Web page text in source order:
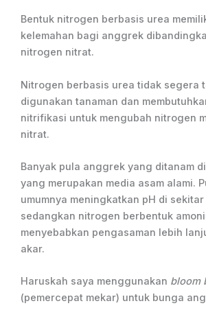
Bentuk nitrogen berbasis urea
kelemahan bagi anggrek
nitrogen nitrat.
Nitrogen berbasis urea tidak segera
digunakan tanaman dan
nitrifikasi untuk mengubah nitrogen
nitrat.
Banyak pula anggrek yang ditanam
yang merupakan media asam alami.
umumnya meningkatkan pH di sekitar
sedangkan nitrogen berbentuk
menyebabkan pengasaman lebih
akar.
Haruskah saya menggunakan bloom
(pemercepat mekar) untuk bunga